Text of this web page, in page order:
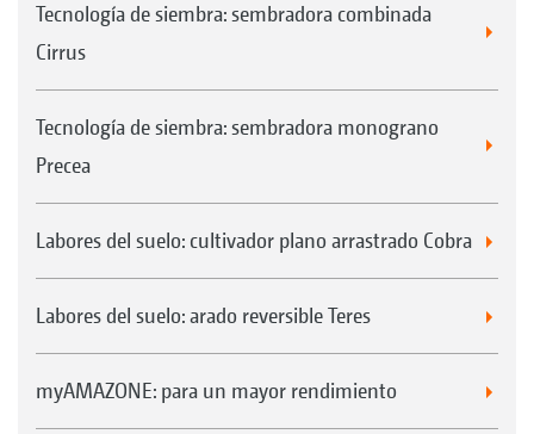
Tecnología de siembra: sembradora combinada
Cirrus
Tecnología de siembra: sembradora monograno
Precea
Labores del suelo: cultivador plano arrastrado Cobra
Labores del suelo: arado reversible Teres
myAMAZONE: para un mayor rendimiento